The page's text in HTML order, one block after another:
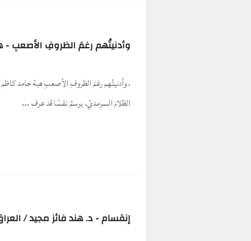
وأدنيتُهم رغمَ الظروفِ الأصعبِ
، وأدنيتُهم رغمَ الظروفِ الأصعبِ هبة حامد
الظلامَ السرمديَّ. يرسمُ نفسًا قد عرف ...
إنقسام - د. هند فائز مجيد /